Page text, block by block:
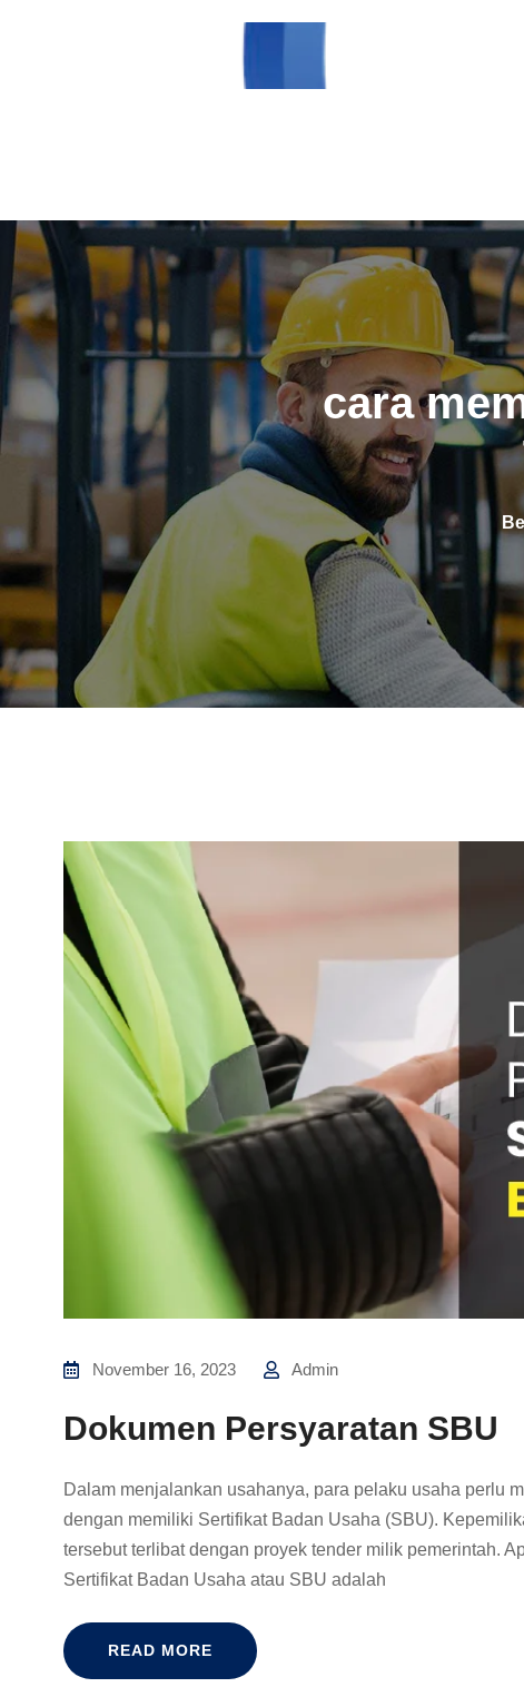
cara
November 16, 2023 Admin
Dokumen Persyaratan SBU
Dalam menjalankan usahanya, para pelaku usaha perlu
dengan memiliki Sertifikat Badan Usaha (SBU).
tersebut terlibat dengan proyek tender milik pemerintah.
Sertifikat Badan Usaha atau SBU adalah
READ MORE